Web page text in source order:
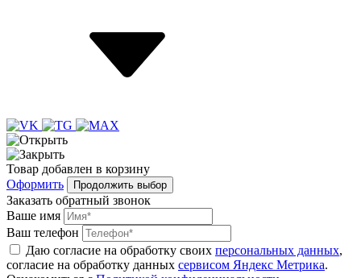
Товар добавлен в корзину
Оформить
Продолжить выбор
Заказать обратный звонок
Ваше имя
Ваш телефон
Даю согласие на обработку своих персональных данных,
согласие на обработку данных сервисом Яндекс Метрика.